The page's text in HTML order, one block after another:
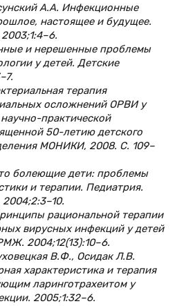
А.А. Инфекционные
настоящее и будущее.
и нерешенные проблемы
у детей. Детские
терапия
осложнений ОРВИ у
практической
50-летию детского
МОНИКИ, 2008. С. 109–
болеющие дети: проблемы
и терапии. Педиатрия.
рациональной терапии
вирусных инфекций у детей
2004;12(13):10–6.
В.Ф., Осидак Л.В.
характеристика и терапия
ларинготрахеитом у
2005;1:32–6.